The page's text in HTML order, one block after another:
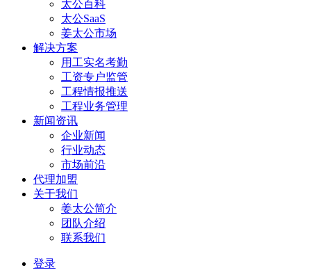
太公百科
太公SaaS
姜太公市场
解决方案
用工实名考勤
工资专户监管
工程情报推送
工程业务管理
新闻资讯
企业新闻
行业动态
市场前沿
代理加盟
关于我们
姜太公简介
团队介绍
联系我们
登录